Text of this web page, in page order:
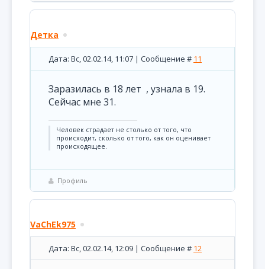
Детка
Дата: Вс, 02.02.14, 11:07 | Сообщение # 11
Заразилась в 18 лет , узнала в 19.
Сейчас мне 31.
Человек страдает не столько от того, что
происходит, сколько от того, как он оценивает
происходящее.
Профиль
VaChEk975
Дата: Вс, 02.02.14, 12:09 | Сообщение # 12